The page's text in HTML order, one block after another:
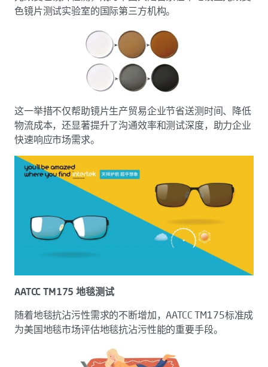
色镜片测试实验室的国际第三方机构。
这一举措不仅帮助镜片生产贸易企业节省送测时间、降低
物流成本，还显著提升了沟通效率和测试深度，助力企业
快速响应市场需求。
AATCC TM175 地毯测试
随着地毯抗沾污性需求的不断增加，AATCC TM175标准成
为美国地毯市场评估地毯抗沾污性能的重要手段。